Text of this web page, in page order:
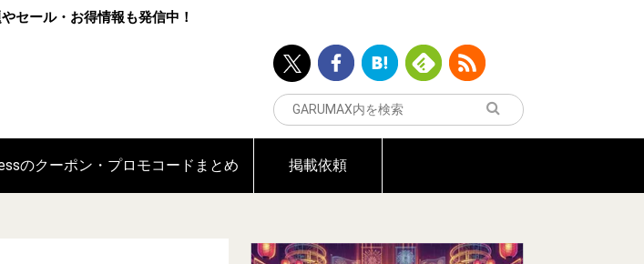
セール・お得情報も発信中！
のクーポン・プロモコードまとめ 掲載依頼